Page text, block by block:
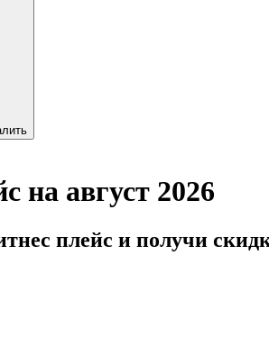
на август 2026
плейс и получи